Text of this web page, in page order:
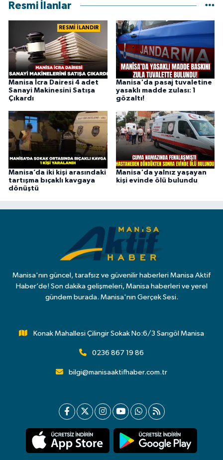
Resmi İlanlar
RESMİ İLANDIR
Manisa İcra Dairesi 4 adet
Sanayi Makinesini Satışa
Çıkardı
Manisa'da pasaj tuvaletine
yasaklı madde zulası: 1
gözaltı!
Manisa’da iki kişi arasındaki
tartışma bıçaklı kavgaya
dönüştü
Manisa'da yalnız yaşayan
kişi evinde ölü bulundu
Manisa'nın güncel, tarafsız ve güvenilir haberleri Manisa Aktif
Haber’de! Son dakika gelişmeleri, Manisa haberleri ve yerel
gündem burada. Manisa'nın Gerçek Sesi.
Konak Mahallesi Çilingir Sokak No:6/3 Sarıgöl Manisa
0236 867 19 86
bilgi@manisaaktifhaber.com.tr